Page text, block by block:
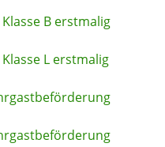
B erstmalig
L erstmalig